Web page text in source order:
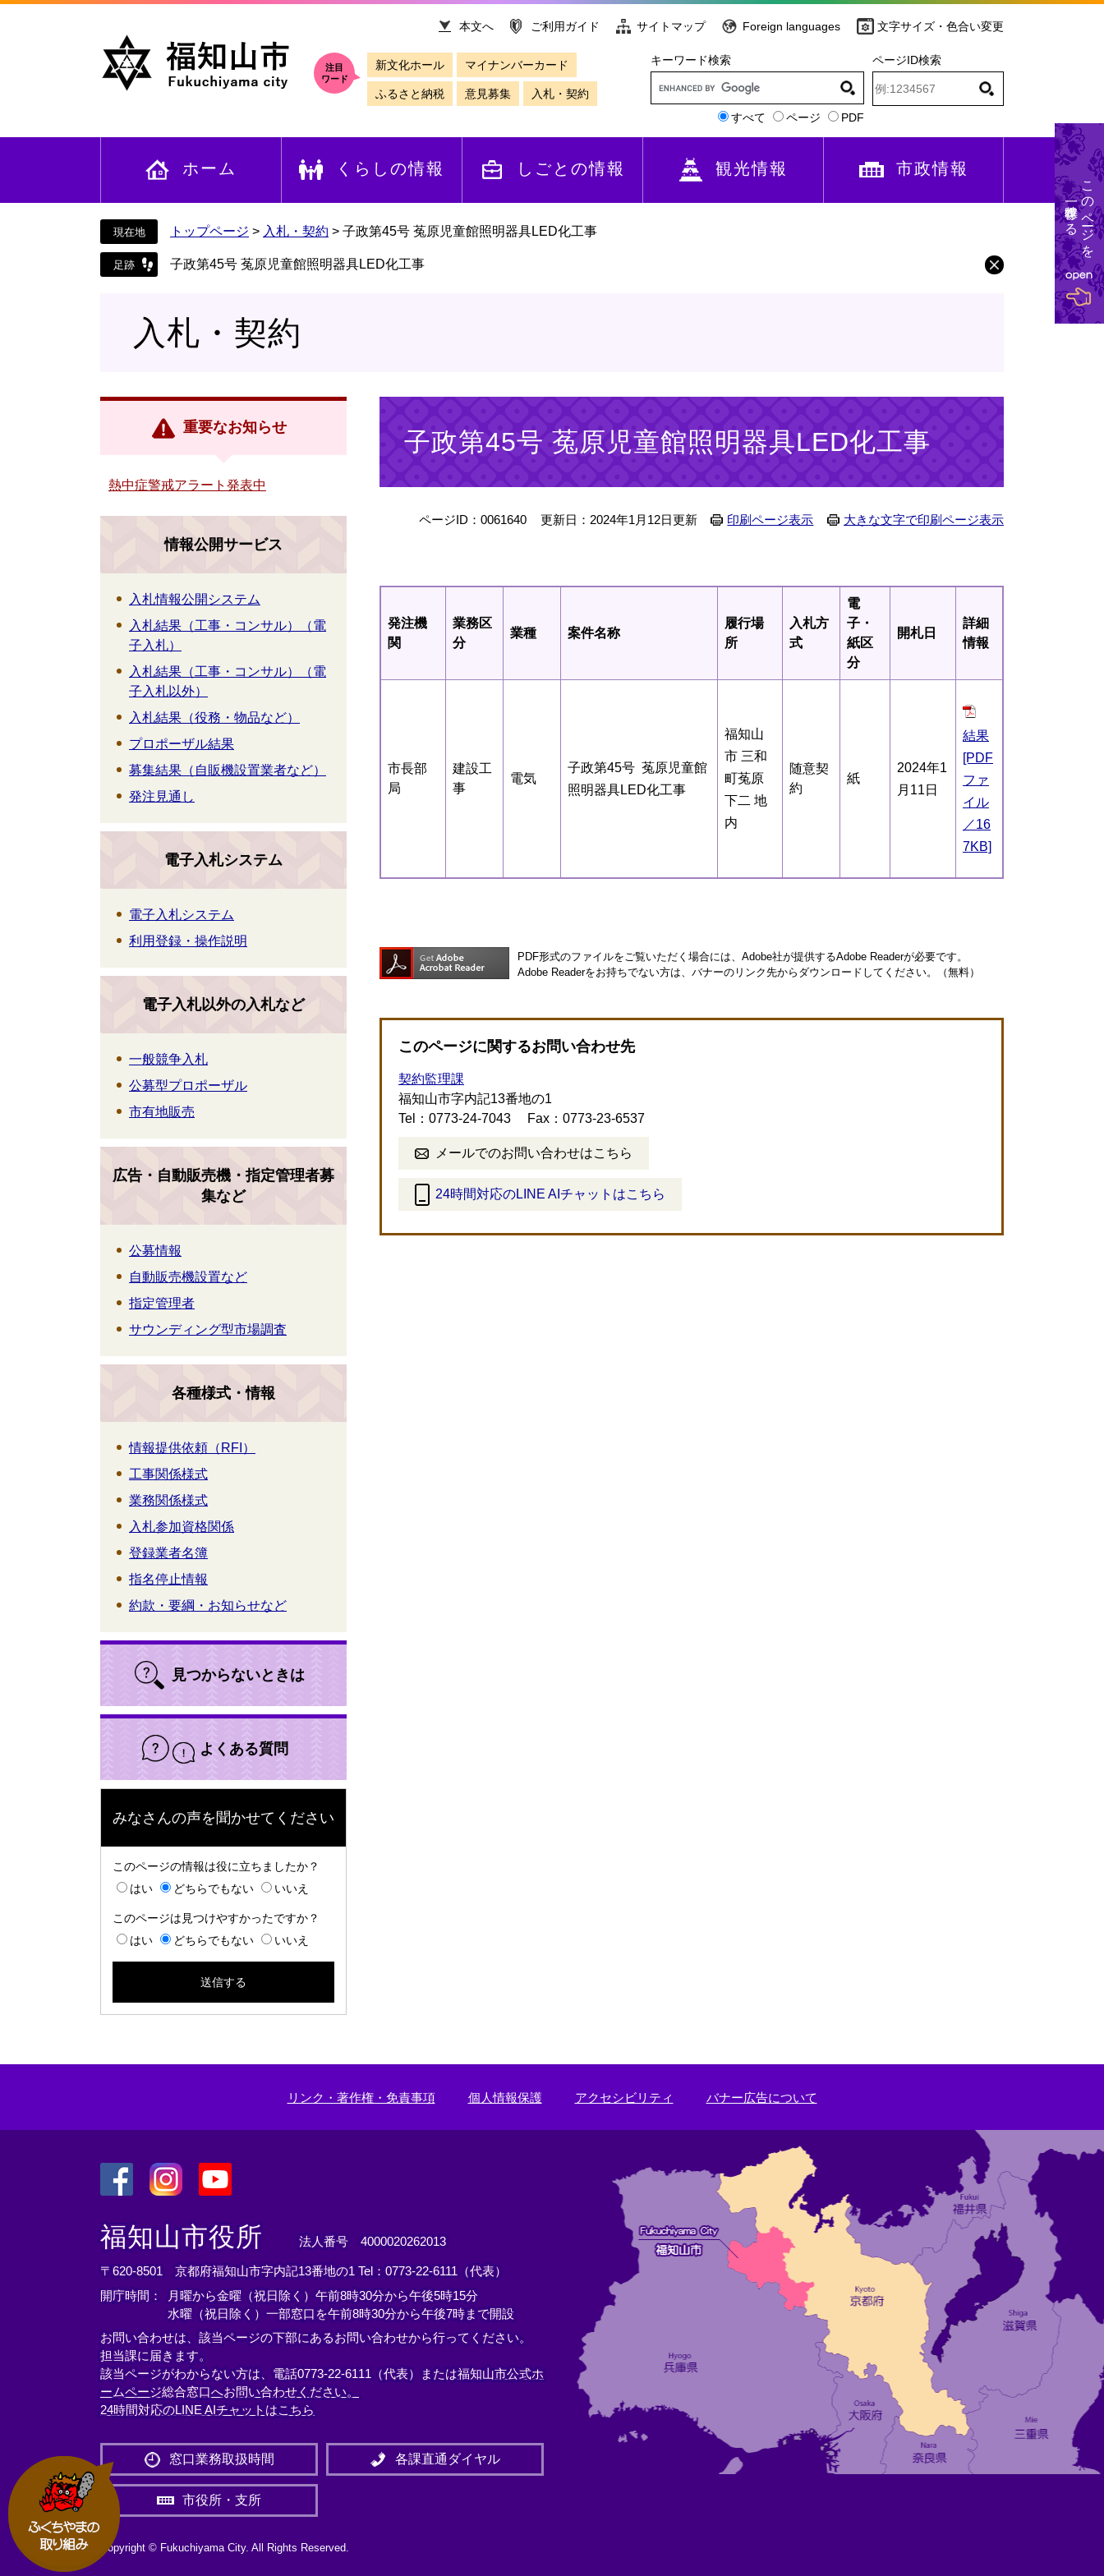
文
本文へ ご利用ガイド サイトマップ Foreign languages 文字サイズ・色合い変更
注目
ワード
新文化ホール マイナンバーカード
ふるさと納税 意見募集 入札・契約
キーワード検索
すべて ページ PDF
ページID検索
ホーム くらしの情報 しごとの情報 観光情報 市政情報
トップページ > 入札・契約 > 子政第45号 菟原児童館照明器具LED化工事
子政第45号 菟原児童館照明器具LED化工事
入札・契約
子政第45号 菟原児童館照明器具LED化工事
ページID：0061640 更新日：2024年1月12日更新 印刷ページ表示 大きな文字で印刷ページ表示
発注機
関
業務区
分
業種 案件名称
履行場
所
入札方
式
電
子・
紙区
分
開札日
詳細
情報
市長部
局
建設工
事
電気
子政第45号 菟原児童館
照明器具LED化工事
福知山
市 三和
町菟原
下二 地
内
随意契
約
紙
2024年1
月11日
結果
[PDF
ファ
イル
／16
7KB]
PDF形式のファイルをご覧いただく場合には、Adobe社が提供するAdobe Readerが必要です。
Adobe Readerをお持ちでない方は、バナーのリンク先からダウンロードしてください。（無料）
このページに関するお問い合わせ先
契約監理課
福知山市字内記13番地の1
Tel：0773-24-7043
Fax：0773-23-6537
メールでのお問い合わせはこちら
24時間対応のLINE AIチャットはこちら
外
重要なお知らせ
熱中症警戒アラート発表中
情報公開サービス
入札情報公開システム
入札結果（工事・コンサル）（電
子入札）
入札結果（工事・コンサル）（電
子入札以外）
入札結果（役務・物品など）
プロポーザル結果
募集結果（自販機設置業者など）
発注見通し
電子入札システム
電子入札システム
利用登録・操作説明
電子入札以外の入札など
一般競争入札
公募型プロポーザル
市有地販売
広告・自動販売機・指定管理者募
集など
公募情報
自動販売機設置など
指定管理者
サウンディング型市場調査
各種様式・情報
情報提供依頼（RFI）
工事関係様式
業務関係様式
入札参加資格関係
登録業者名簿
指名停止情報
約款・要綱・お知らせなど
見つからないときは
よくある質問
みなさんの声を聞かせてください
このページの情報は役に立ちましたか？
はい
どちらでもない いいえ
このページは見つけやすかったですか？
はい
どちらでもない いいえ
リンク・著作権・免責事項 個人情報保護 アクセシビリティ バナー広告について
外
部
リ
ン
ク
外
部
リ
ン
ク
外
部
リ
ン
ク
＞
福知山市役所 法人番号 4000020262013
〒620-8501 京都府福知山市字内記13番地の1 Tel：0773-22-6111（代表）
開庁時間： 月曜から金曜（祝日除く）午前8時30分から午後5時15分
水曜（祝日除く）一部窓口を午前8時30分から午後7時まで開設
お問い合わせは、該当ページの下部にあるお問い合わせから行ってください。
担当課に届きます。
該当ページがわからない方は、電話0773-22-6111（代表）または福知山市公式ホ
ームページ総合窓口へお問い合わせください。
24時間対応のLINE AIチャットはこちら
外
部
リ
窓口業務取扱時間 各課直通ダイヤル
市役所・支所
Copyright © Fukuchiyama City. All Rights Reserved.
このページを
一時保存する